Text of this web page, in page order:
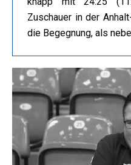
Zuschauer in der
die Begegnung, als